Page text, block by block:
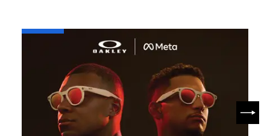
-